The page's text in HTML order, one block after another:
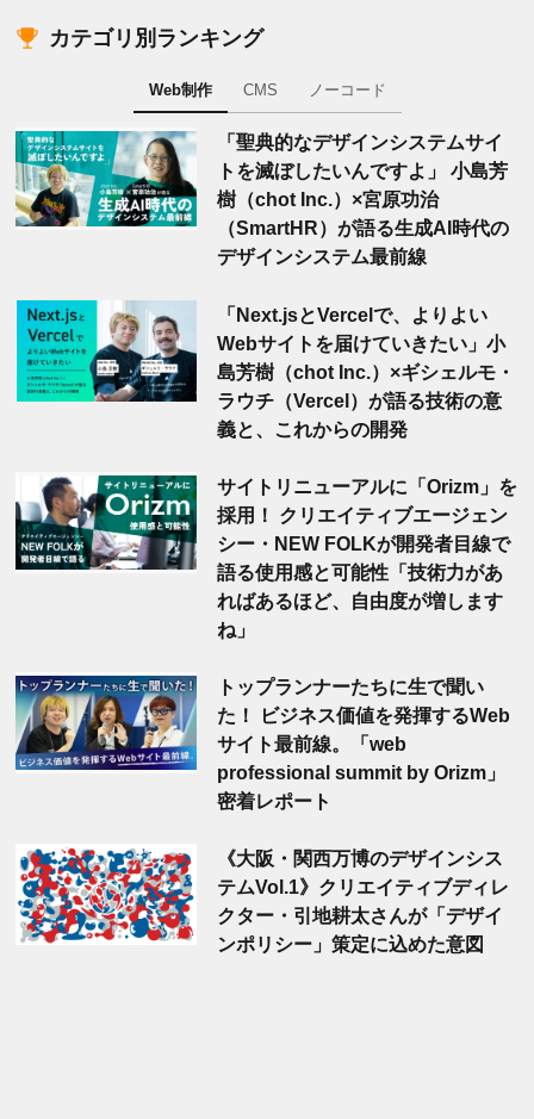
カテゴリ別ランキング
Web制作 CMS ノーコード
「聖典的なデザインシステムサイ
トを滅ぼしたいんですよ」 小島芳
樹（chot Inc.）×宮原功治
（SmartHR）が語る生成AI時代の
デザインシステム最前線
「Next.jsとVercelで、よりよい
Webサイトを届けていきたい」小
島芳樹（chot Inc.）×ギシェルモ・
ラウチ（Vercel）が語る技術の意
義と、これからの開発
サイトリニューアルに「Orizm」を
採用！ クリエイティブエージェン
シー・NEW FOLKが開発者目線で
語る使用感と可能性「技術力があ
ればあるほど、自由度が増します
ね」
トップランナーたちに生で聞い
た！ ビジネス価値を発揮するWeb
サイト最前線。「web
professional summit by Orizm」
密着レポート
《大阪・関西万博のデザインシス
テムVol.1》クリエイティブディレ
クター・引地耕太さんが「デザイ
ンポリシー」策定に込めた意図